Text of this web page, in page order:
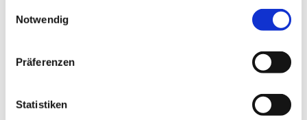
Notwendig
Präferenzen
Statistiken